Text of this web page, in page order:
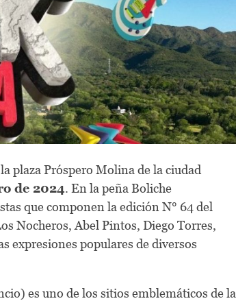
plaza Próspero Molina de la ciudad
de 2024. En la peña Boliche
que componen la edición N° 64 del
Nocheros, Abel Pintos, Diego Torres,
expresiones populares de diversos
es uno de los sitios emblemáticos de la